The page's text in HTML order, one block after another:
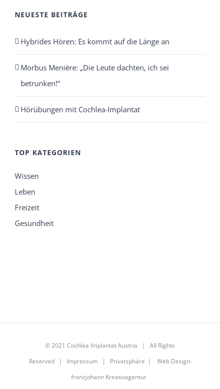
NEUESTE BEITRÄGE
Hybrides Hören: Es kommt auf die Länge an
Morbus Menière: „Die Leute dachten, ich sei
betrunken!“
Hörübungen mit Cochlea-Implantat
TOP KATEGORIEN
Wissen
Leben
Freizeit
Gesundheit
© 2021 Cochlea Implantat Austria | All Rights
Reserved | Impressum | Privatsphäre | Web Design:
franzjohann Kreativagentur